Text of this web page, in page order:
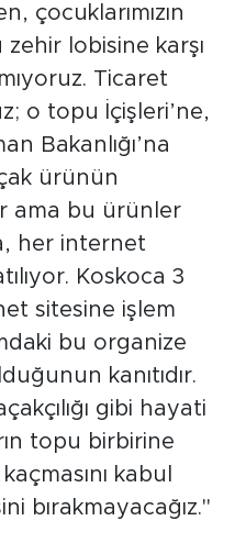
çocuklarımızın
lobisine karşı
Ticaret
o topu İçişleri’ne,
Bakanlığı’na
ürünün
ama bu ürünler
her internet
Koskoca 3
sitesine işlem
bu organize
kanıtıdır.
gibi hayati
topu birbirine
kabul
bırakmayacağız."